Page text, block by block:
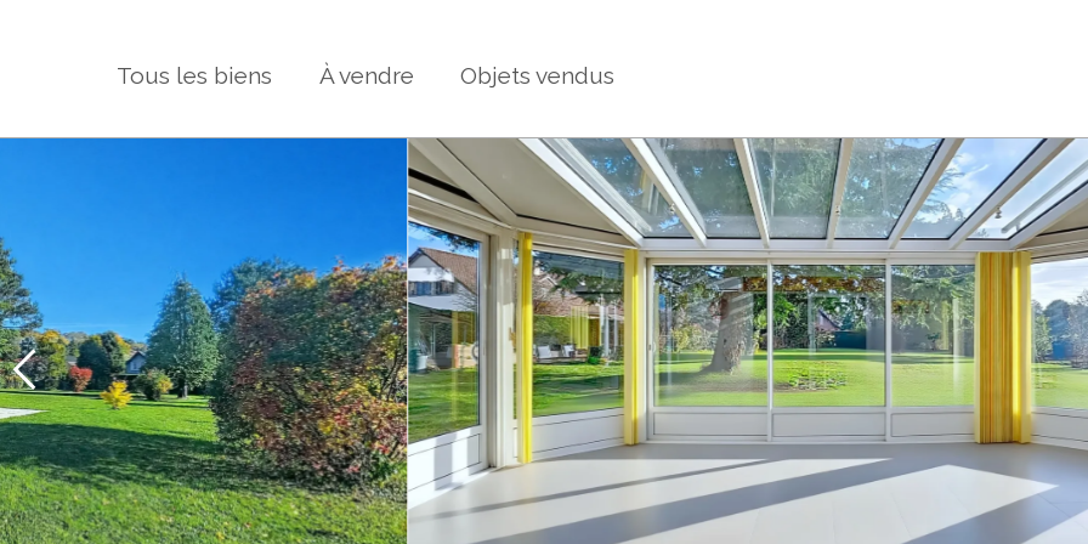
Tous les biens À vendre Objets vendus